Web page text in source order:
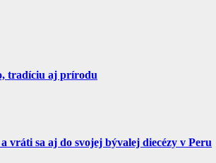
tradíciu aj prírodu
sa aj do svojej bývalej diecézy v Peru